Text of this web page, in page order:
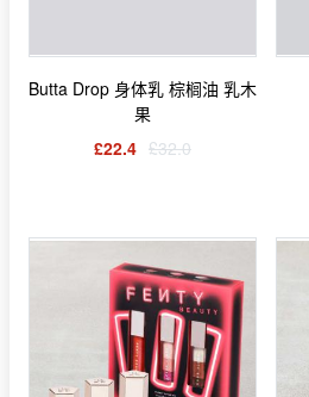
Butta Drop 身体乳 棕榈油 乳木
果
£22.4 £32.0